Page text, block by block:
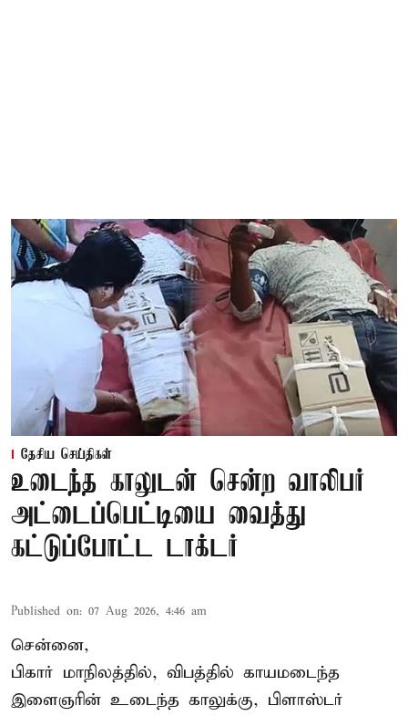
தேசிய செய்திகள்
உடைந்த காலுடன் சென்ற வாலிபர்
அட்டைப்பெட்டியை வைத்து
கட்டுப்போட்ட டாக்டர்
Published on: 07 Aug 2026, 4:46 am
சென்னை,
பிகார் மாநிலத்தில், விபத்தில் காயமடைந்த
இளைஞரின் உடைந்த காலுக்கு, பிளாஸ்டர்